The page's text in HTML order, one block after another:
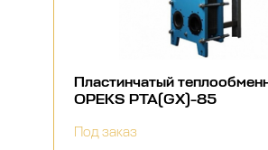
Пластинчатый
OPEKS PTA(GX)-85
Под заказ